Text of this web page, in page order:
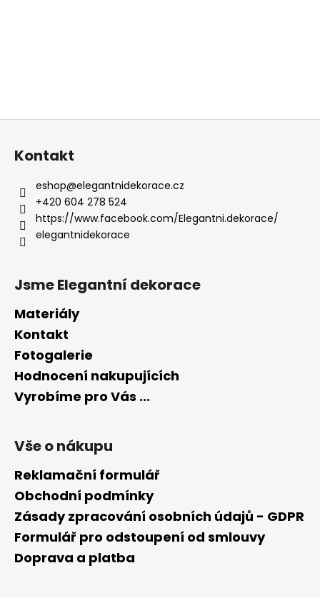
Z
Kontakt
eshop@elegantnidekorace.cz
+420 604 278 524
https://www.facebook.com/Elegantni.dekorace/
elegantnidekorace
Jsme Elegantní dekorace
Materiály
Kontakt
Fotogalerie
Hodnocení nakupujících
Vyrobíme pro Vás ...
Vše o nákupu
Reklamační formulář
Obchodní podmínky
Zásady zpracování osobních údajů - GDPR
Formulář pro odstoupení od smlouvy
Doprava a platba